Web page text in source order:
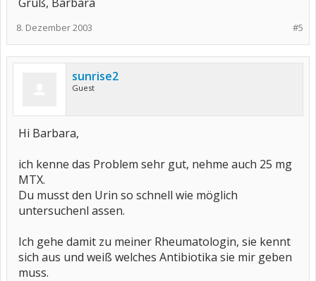
#5
8. Dezember 2003
sunrise2
Guest
Hi Barbara,
ich kenne das Problem sehr gut, nehme auch 25 mg
MTX.
Du musst den Urin so schnell wie möglich
untersuchenl assen.
Ich gehe damit zu meiner Rheumatologin, sie kennt
sich aus und weiß welches Antibiotika sie mir geben
muss.